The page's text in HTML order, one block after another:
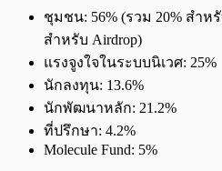
ชุมชน: 56% (รวม 20% สำห
สำหรับ Airdrop)
แรงจูงใจในระบบนิเวศ: 25%
นักลงทุน: 13.6%
นักพัฒนาหลัก: 21.2%
ที่ปรึกษา: 4.2%
Molecule Fund: 5%